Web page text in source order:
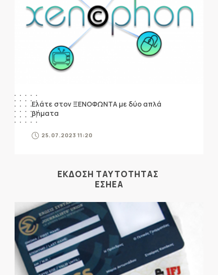
Ελάτε στον ΞΕΝΟΦΩΝΤΑ με δύο απλά
βήματα
25.07.2023 11:20
ΕΚΔΟΣΗ ΤΑΥΤΟΤΗΤΑΣ
ΕΣΗΕΑ